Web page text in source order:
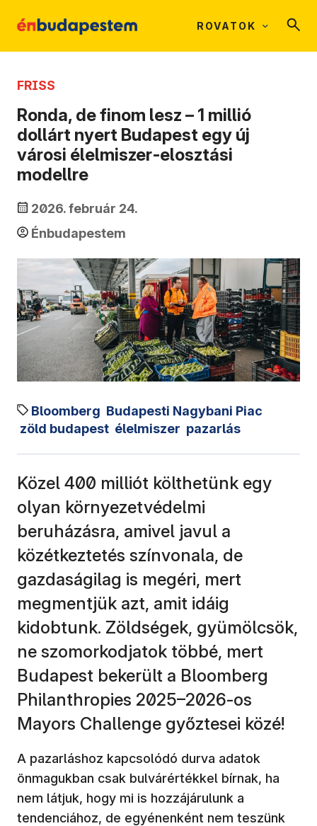
ROVATOK
FRISS
Ronda, de finom lesz – 1 millió
dollárt nyert Budapest egy új
városi élelmiszer‑elosztási
modellre
2026. február 24.
Énbudapestem
Bloomberg Budapesti Nagybani Piac
zöld budapest élelmiszer pazarlás
Közel 400 milliót költhetünk egy
olyan környezetvédelmi
beruházásra, amivel javul a
közétkeztetés színvonala, de
gazdaságilag is megéri, mert
megmentjük azt, amit idáig
kidobtunk. Zöldségek, gyümölcsök,
ne szomorkodjatok többé, mert
Budapest bekerült a Bloomberg
Philanthropies 2025–2026-os
Mayors Challenge győztesei közé!
A pazarláshoz kapcsolódó durva adatok
önmagukban csak bulvárértékkel bírnak, ha
nem látjuk, hogy mi is hozzájárulunk a
tendenciához, de egyénenként nem teszünk